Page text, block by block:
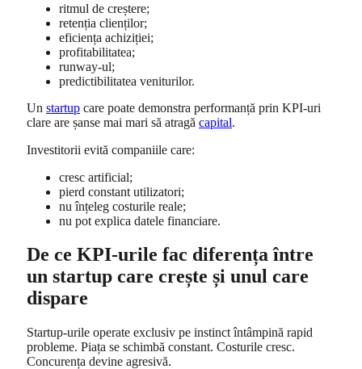
ritmul de creștere;
retenția clienților;
eficiența achiziției;
profitabilitatea;
runway-ul;
predictibilitatea veniturilor.
Un startup care poate demonstra performanță prin KPI-uri
clare are șanse mai mari să atragă capital.
Investitorii evită companiile care:
cresc artificial;
pierd constant utilizatori;
nu înțeleg costurile reale;
nu pot explica datele financiare.
De ce KPI-urile fac diferența între
un startup care crește și unul care
dispare
Startup-urile operate exclusiv pe instinct întâmpină rapid
probleme. Piața se schimbă constant. Costurile cresc.
Concurența devine agresivă.